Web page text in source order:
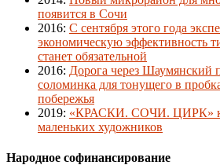
появится в Сочи
2016: С сентября этого года
экономическую эффективность
станет обязательной
2016: Дорога через Шаумянский
соломинка для тонущего в
побережья
2019: «КРАСКИ. СОЧИ. ЦИРК»
маленьких художников
Народное софинансирование